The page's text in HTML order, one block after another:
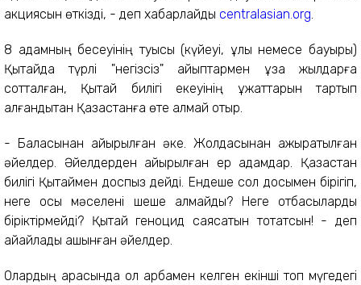
акциясын өткізді, - деп хабарлайды centralasian.org.
8 адамның бесеуінің туысы (күйеуі, ұлы немесе бауыры)
Қытайда түрлі "негізсіз" айыптармен ұзақ жылдарға
сотталған, Қытай билігі екеуінің құжаттарын тартып
алғандықтан Қазақстанға өте алмай отыр.
- Баласынан айырылған әке. Жолдасынан ажыратылған
әйелдер. Әйелдерден айырылған ер адамдар. Қазақстан
билігі Қытаймен доспыз дейді. Ендеше сол досымен бірігіп,
неге осы мәселені шеше алмайды? Неге отбасыларды
біріктірмейді? Қытай геноцид саясатын тоқтатсын! - деп
айқайлады ашынған әйелдер.
Олардың арасында қол арбамен келген екінші топ мүгедегі